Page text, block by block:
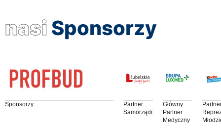
nasi Sponsorzy
Sponsorzy
Partner
Samorządowy
Główny
Partner
Medyczny